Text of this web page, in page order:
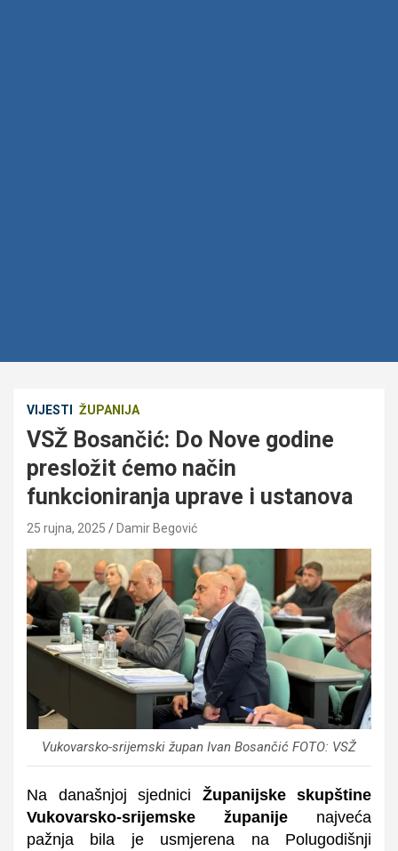
VIJESTI ŽUPANIJA
VSŽ Bosančić: Do Nove godine
presložit ćemo način
funkcioniranja uprave i ustanova
25 rujna, 2025 Damir Begović
Vukovarsko-srijemski župan Ivan Bosančić FOTO: VSŽ
Na današnjoj sjednici Županijske skupštine
Vukovarsko-srijemske županije najveća
pažnja bila je usmjerena na Polugodišnji